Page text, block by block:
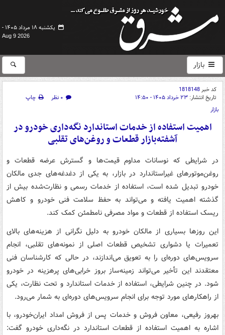
یکشنبه ۱۸ مرداد ۱۴۰۵ -
Aug 9 2026
بازار
کد خبر1818148
تاریخ انتشار: ۲۳ خرداد ۱۴۰۵ - ۱۴:۵۰ ۰ نظر
چاپ
بازار
اهمیت استفاده از خدمات استاندارد نگه‌داری خودرو در
آشفته‌بازار قطعات و روغن‌های تقلبی
در شرایطی که نوسانات مداوم قیمت‌ها و گسترش عرضه قطعات و
روغن‌موتورهای غیراستاندارد در بازار، به یکی از دغدغه‌های جدی مالکان
خودرو تبدیل شده است، استفاده از خدمات رسمی و نظارت‌شده بیش از
گذشته اهمیت یافته و می‌تواند به حفظ سلامت فنی خودرو و کاهش
ریسک استفاده از قطعات و مواد مصرفی نامطمئن کمک کند.
این روزها بسیاری از مالکان خودرو به دلیل نگرانی از هزینه‌های بالای
تعمیرات یا دشواری تشخیص قطعات اصلی از نمونه‌های تقلبی، انجام
سرویس‌های دوره‌ای را به تعویق می‌اندازند، در حالی که کارشناسان فنی
معتقدند این تأخیر می‌تواند زمینه‌ساز بروز خرابی‌های پرهزینه در خودرو
شود. در چنین شرایطی، استفاده از خدمات استاندارد و تحت نظارت، یکی
از راهکارهای مورد توجه برای انجام سرویس‌های دوره‌ای به شمار می‌رود.
بهروز رفیعی، معاون فروش و خدمات پس از فروش امداد ایران‌خودرو، با
اشاره به اهمیت استفاده از قطعات استاندارد در نگه‌داری خودرو گفت: